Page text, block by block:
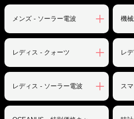
メンズ - ソーラー電波 機
レディス - クォーツ レ
レディス - ソーラー電波 ス